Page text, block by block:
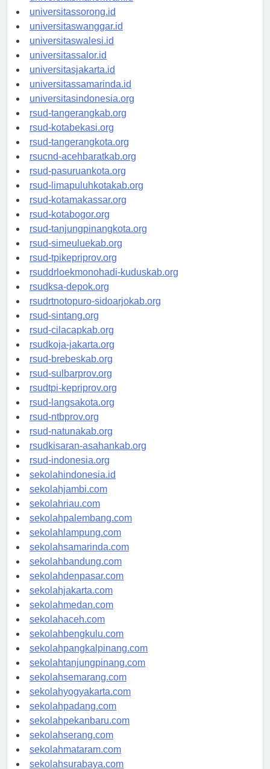
universitasmanokwari.id
universitassorong.id
universitaswanggar.id
universitaswalesi.id
universitassalor.id
universitasjakarta.id
universitassamarinda.id
universitasindonesia.org
rsud-tangerangkab.org
rsud-kotabekasi.org
rsud-tangerangkota.org
rsucnd-acehbaratkab.org
rsud-pasuruankota.org
rsud-limapuluhkotakab.org
rsud-kotamakassar.org
rsud-kotabogor.org
rsud-tanjungpinangkota.org
rsud-simeuluekab.org
rsud-tpikepriprov.org
rsuddrloekmonohadi-kuduskab.org
rsudksa-depok.org
rsudrtnotopuro-sidoarjokab.org
rsud-sintang.org
rsud-cilacapkab.org
rsudkoja-jakarta.org
rsud-brebeskab.org
rsud-sulbarprov.org
rsudtpi-kepriprov.org
rsud-langsakota.org
rsud-ntbprov.org
rsud-natunakab.org
rsudkisaran-asahankab.org
rsud-indonesia.org
sekolahindonesia.id
sekolahjambi.com
sekolahriau.com
sekolahpalembang.com
sekolahlampung.com
sekolahsamarinda.com
sekolahbandung.com
sekolahdenpasar.com
sekolahjakarta.com
sekolahmedan.com
sekolahaceh.com
sekolahbengkulu.com
sekolahpangkalpinang.com
sekolahtanjungpinang.com
sekolahsemarang.com
sekolahyogyakarta.com
sekolahpadang.com
sekolahpekanbaru.com
sekolahserang.com
sekolahmataram.com